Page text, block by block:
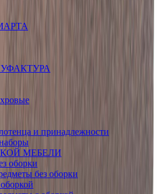
и принадлежности
МЕБЕЛИ
оборки
без оборки